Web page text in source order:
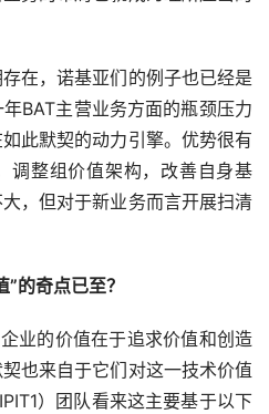
在，诺基亚们的例子也已经是
BAT主营业务方面的瓶颈压力
此默契的动力引擎。优势很有
调整组价值架构，改善自身基
，但对于新业务而言开展扫清
的奇点已至？
业的价值在于追求价值和创造
也来自于它们对这一技术价值
）团队看来这主要基于以下